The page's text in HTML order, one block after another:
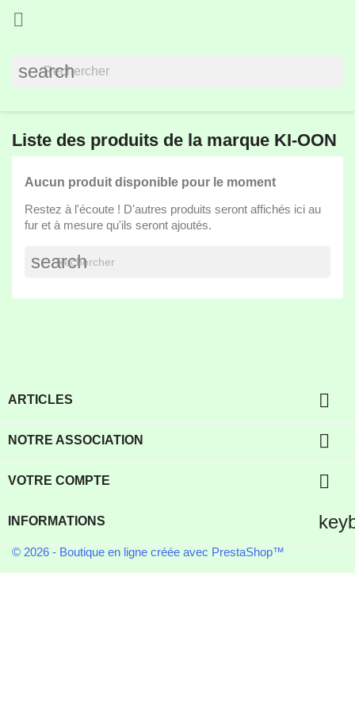

search
Liste des produits de la marque KI-OON
Aucun produit disponible pour le moment
Restez à l'écoute ! D'autres produits seront affichés ici au
fur et à mesure qu'ils seront ajoutés.
search
ARTICLES 
NOTRE ASSOCIATION 
VOTRE COMPTE 
INFORMATIONS
© 2026 - Boutique en ligne créée avec PrestaShop™